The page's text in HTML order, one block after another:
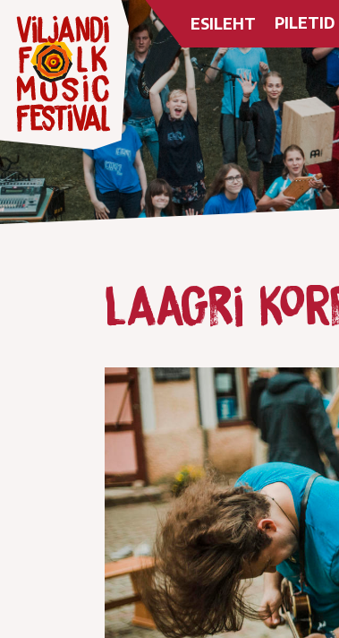
ESILEHT PILETID
Laagri